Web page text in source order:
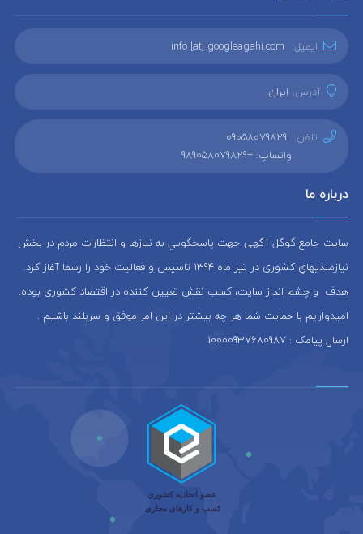
ایمیل: info [at] googleagahi.com
آدرس: ایران
تلفن: 09058079829
واتساپ: +989058079829
درباره ما
سایت جامع گوگل آگهی جهت پاسخگويي به نيازها و انتظارات مردم در بخش
نيازمنديهاي کشوری در تير ماه 1394 تاسيس و فعاليت خود را رسما آغاز كرد.
هدف و چشم انداز سایت، كسب نقش تعيين كننده در اقتصاد کشوری بوده.
امیدواریم با حمایت شما هر چه بیشتر در این امر موفق و سربلند باشیم .
ارسال پیامک : 10000937680987